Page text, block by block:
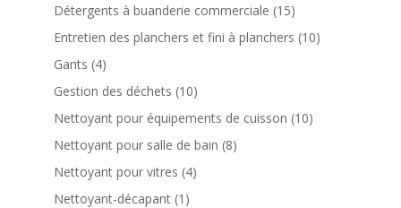
Détergents à buanderie commerciale (15)
Entretien des planchers et fini à planchers (10)
Gants (4)
Gestion des déchets (10)
Nettoyant pour équipements de cuisson (10)
Nettoyant pour salle de bain (8)
Nettoyant pour vitres (4)
Nettoyant-décapant (1)